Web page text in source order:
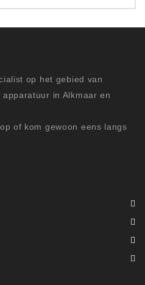
op het gebied van
in Alkmaar en
of kom gewoon eens langs